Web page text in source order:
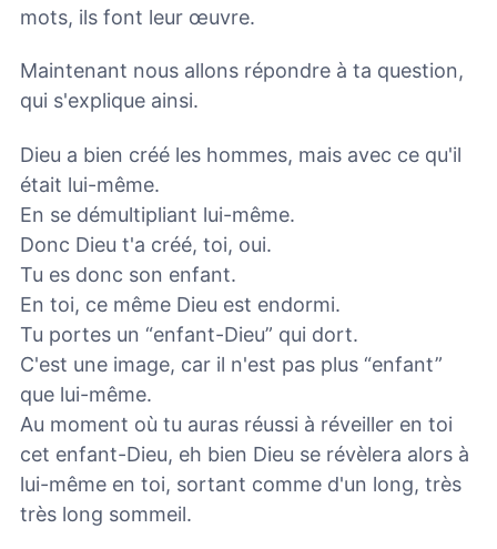
mots, ils font leur œuvre.
Maintenant nous allons répondre à ta question,
qui s'explique ainsi.
Dieu a bien créé les hommes, mais avec ce qu'il
était lui-même.
En se démultipliant lui-même.
Donc Dieu t'a créé, toi, oui.
Tu es donc son enfant.
En toi, ce même Dieu est endormi.
Tu portes un “enfant-Dieu” qui dort.
C'est une image, car il n'est pas plus “enfant”
que lui-même.
Au moment où tu auras réussi à réveiller en toi
cet enfant-Dieu, eh bien Dieu se révèlera alors à
lui-même en toi, sortant comme d'un long, très
très long sommeil.